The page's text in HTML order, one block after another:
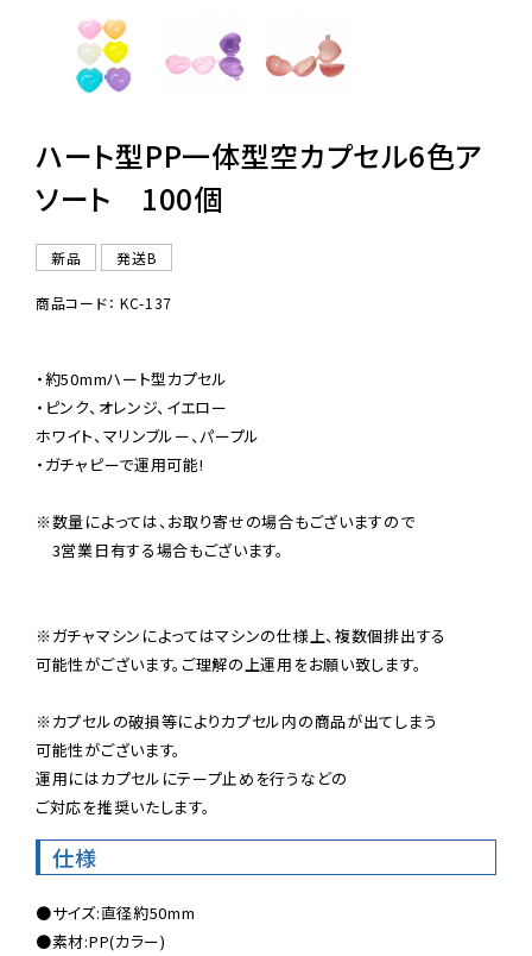
よくあるご質問
ご利用ガイド
06-6282-7659
ハート型PP一体型空カプセル6色ア
ソート 100個
新品 発送B
商品コード： KC-137
・約50mmハート型カプセル
・ピンク、オレンジ、イエロー
ホワイト、マリンブルー、パープル
・ガチャピーで運用可能!
※数量によっては、お取り寄せの場合もございますので
3営業日有する場合もございます。
※ガチャマシンによってはマシンの仕様上、複数個排出する
可能性がございます。ご理解の上運用をお願い致します。
※カプセルの破損等によりカプセル内の商品が出てしまう
可能性がございます。
運用にはカプセルにテープ止めを行うなどの
ご対応を推奨いたします。
仕様
●サイズ:直径約50mm
●素材:PP(カラー)